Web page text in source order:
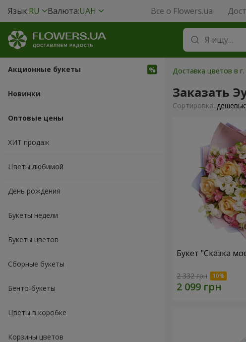
Язык:RU Валюта:UAH Все о Flowers.ua
Акционные букеты
Новинки
Оптовые цены
ХИТ продаж
Цветы любимой
День рождения
Букеты недели
Букеты цветов
Сборные букеты
Бенто-букеты
Цветы в коробке
Корзины цветов
Доставка цветов в
Заказать
Cортировка: дешевые
Букет "Сказка
2 332 грн